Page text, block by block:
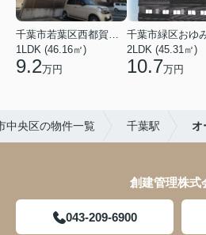
1LDK (46.16㎡)
9.2万円
2LDK (45.31㎡)
10.7万円
中央区の物件一覧 千葉駅 オ
創建管理株式
043-209-6900